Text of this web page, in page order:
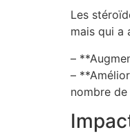
Les
mais qui a
–
–
nombre